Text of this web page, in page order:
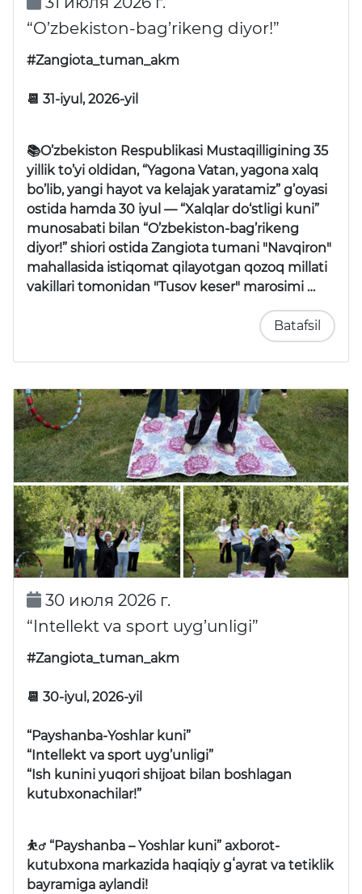
“O’zbekiston-bag’rikeng diyor!”
#Zangiota_tuman_akm
📆 31-iyul, 2026-yil
📚O’zbekiston Respublikasi Mustaqilligining 35
yillik to’yi oldidan, “Yagona Vatan, yagona xalq
bo’lib, yangi hayot va kelajak yaratamiz” g’oyasi
ostida hamda 30 iyul — “Xalqlar do‘stligi kuni”
munosabati bilan “O’zbekiston-bag’rikeng
diyor!” shiori ostida Zangiota tumani "Navqiron"
mahallasida istiqomat qilayotgan qozoq millati
vakillari tomonidan "Tusov keser" marosimi …
Batafsil
30 июля 2026 г.
“Intellekt va sport uyg’unligi”
#Zangiota_tuman_akm
📆 30-iyul, 2026-yil
“Payshanba-Yoshlar kuni”
“Intellekt va sport uyg’unligi”
“Ish kunini yuqori shijoat bilan boshlagan
kutubxonachilar!”
⛹️‍♂️ “Payshanba – Yoshlar kuni” axborot-
kutubxona markazida haqiqiy gʻayrat va tetiklik
bayramiga aylandi!